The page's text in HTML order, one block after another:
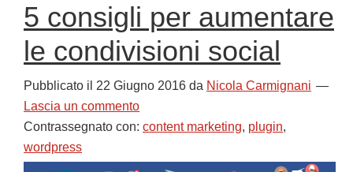
5 consigli per aumentare
le condivisioni social
Pubblicato il 22 Giugno 2016 da Nicola Carmignani
Lascia un commento
Contrassegnato con: content marketing, plugin,
wordpress